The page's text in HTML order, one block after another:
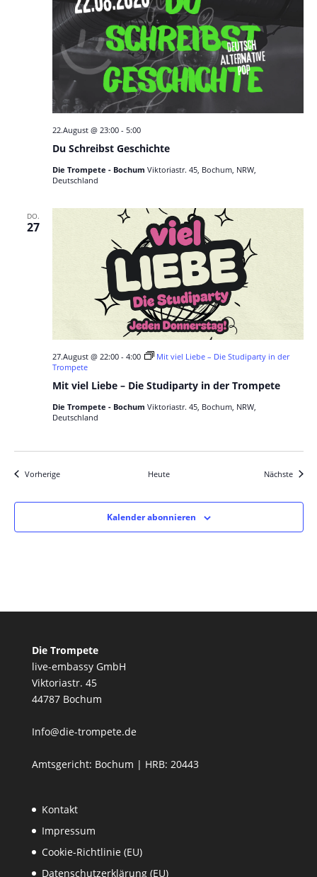
Du Schreibst Geschichte
22.August @ 23:00- 5:00
Die Trompete - Bochum Viktoriastr. 45, Bochum, NRW,
Deutschland
DO.
27
Mit viel Liebe – Die Studiparty in der Trompete
27.August @ 22:00- 4:00
Mit viel Liebe – Die Studiparty in der
Trompete
Die Trompete - Bochum Viktoriastr. 45, Bochum, NRW,
Deutschland
VorherigeVeranstaltungen Heute Nächste
Kalender abonnieren
Die Trompete
live-embassy GmbH
Viktoriastr. 45
44787 Bochum
Info@die-trompete.de
Amtsgericht: Bochum | HRB: 20443
Kontakt
Impressum
Cookie-Richtlinie (EU)
Datenschutzerklärung (EU)